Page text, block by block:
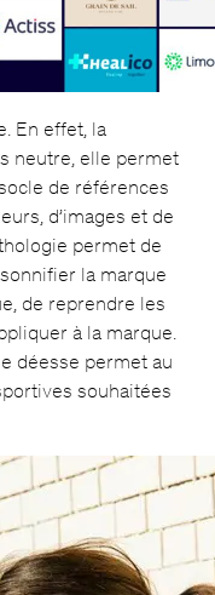
En effet, la
neutre, elle permet
de références
d’images et de
permet de
la marque
de reprendre les
à la marque.
déesse permet au
souhaitées